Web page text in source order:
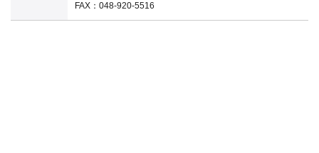
FAX：048-920-5516